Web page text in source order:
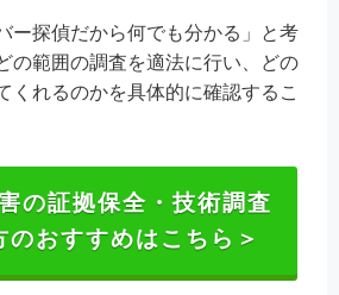
ー探偵だから何でも分かる」と考
の範囲の調査を適法に行い、どの
くれるのかを具体的に確認するこ
の証拠保全・技術調査
のおすすめはこちら＞